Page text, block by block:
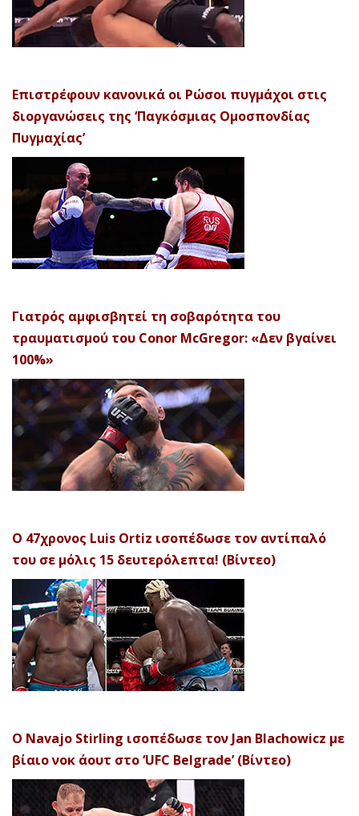
Επιστρέφουν κανονικά οι Ρώσοι πυγμάχοι στις
διοργανώσεις της ‘Παγκόσμιας Ομοσπονδίας
Πυγμαχίας’
Γιατρός αμφισβητεί τη σοβαρότητα του
τραυματισμού του Conor McGregor: «Δεν βγαίνει
100%»
Ο 47χρονος Luis Ortiz ισοπέδωσε τον αντίπαλό
του σε μόλις 15 δευτερόλεπτα! (Βίντεο)
Ο Navajo Stirling ισοπέδωσε τον Jan Blachowicz με
βίαιο νοκ άουτ στο ‘UFC Belgrade’ (Βίντεο)